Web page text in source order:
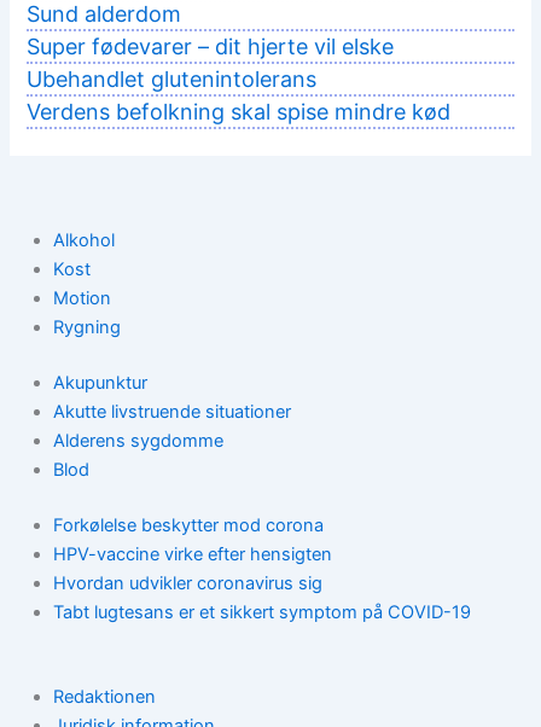
Sund alderdom
Super fødevarer – dit hjerte vil elske
Ubehandlet glutenintolerans
Verdens befolkning skal spise mindre kød
Alkohol
Kost
Motion
Rygning
Akupunktur
Akutte livstruende situationer
Alderens sygdomme
Blod
Forkølelse beskytter mod corona
HPV-vaccine virke efter hensigten
Hvordan udvikler coronavirus sig
Tabt lugtesans er et sikkert symptom på COVID-19
Redaktionen